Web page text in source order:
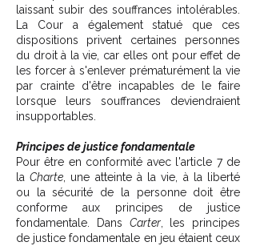
laissant subir des souffrances intolérables.
La Cour a également statué que ces
dispositions privent certaines personnes
du droit à la vie, car elles ont pour effet de
les forcer à s'enlever prématurément la vie
par crainte d'être incapables de le faire
lorsque leurs souffrances deviendraient
insupportables.
Principes de justice fondamentale
Pour être en conformité avec l'article 7 de
laCharte , une atteinte à la vie, à la liberté
ou la sécurité de la personne doit être
conforme aux principes de justice
fondamentale. Dans Carter, les principes
de justice fondamentale en jeu étaient ceux